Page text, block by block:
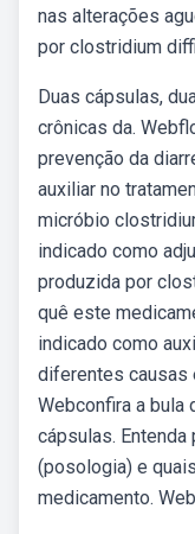
nas alterações
por clostridium
Duas cápsulas,
crônicas da.
prevenção da
auxiliar no
micróbio
indicado como
produzida por
quê este
indicado como
diferentes causas
Webconfira a bula
cápsulas. Entenda
(posologia) e
medicamento.